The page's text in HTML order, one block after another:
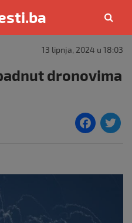
13 lipnja, 2024 u 18:03
dronovima
F
e